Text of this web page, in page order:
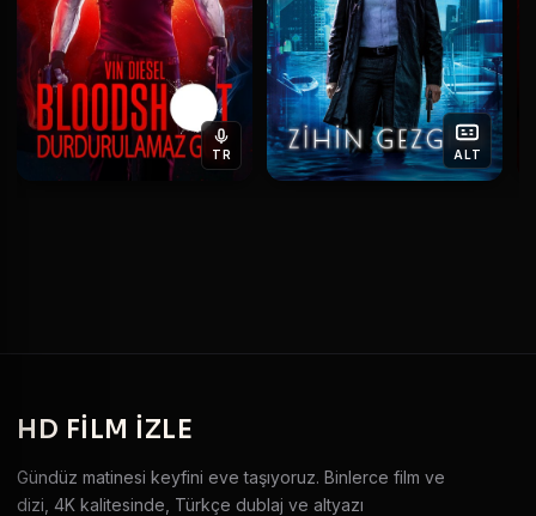
TR ALT
HD FILM IZLE
Gündüz matinesi keyfini eve taşıyoruz. Binlerce film ve
dizi, 4K kalitesinde, Türkçe dublaj ve altyazı